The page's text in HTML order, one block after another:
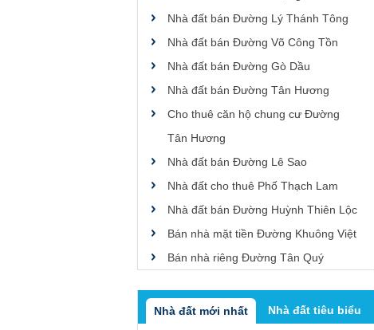
Nhà đất bán Đường Lý Thánh Tông
Nhà đất bán Đường Võ Công Tồn
Nhà đất bán Đường Gò Dầu
Nhà đất bán Đường Tân Hương
Cho thuê căn hộ chung cư Đường
Tân Hương
Nhà đất bán Đường Lê Sao
Nhà đất cho thuê Phố Thạch Lam
Nhà đất bán Đường Huỳnh Thiên Lộc
Bán nhà mặt tiền Đường Khuông Việt
Bán nhà riêng Đường Tân Quý
Nhà đất mới nhất Nhà đất tiêu biểu